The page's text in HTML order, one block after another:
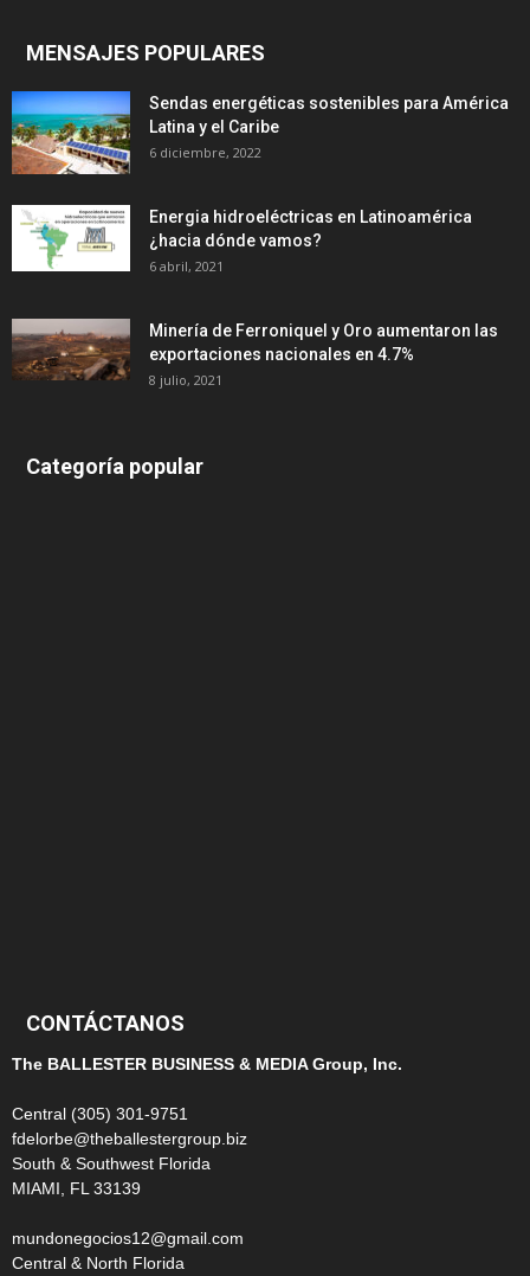
MENSAJES POPULARES
Sendas energéticas sostenibles para América
Latina y el Caribe
6 diciembre, 2022
Energia hidroeléctricas en Latinoamérica
¿hacia dónde vamos?
6 abril, 2021
Minería de Ferroniquel y Oro aumentaron las
exportaciones nacionales en 4.7%
8 julio, 2021
Categoría popular
CONTÁCTANOS
The BALLESTER BUSINESS & MEDIA Group, Inc.
Central (305) 301-9751
fdelorbe@theballestergroup.biz
South & Southwest Florida
MIAMI, FL 33139
mundonegocios12@gmail.com
Central & North Florida